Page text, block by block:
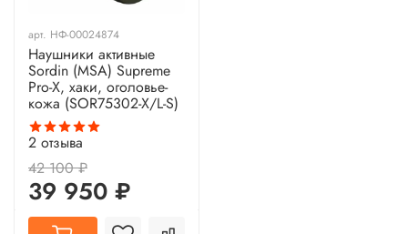
арт. НФ-00024874
Наушники активные
Sordin (MSA) Supreme
Pro-X, хаки, оголовье-
кожа (SOR75302-X/L-S)
2 отзыва
42 100 ₽
39 950 ₽